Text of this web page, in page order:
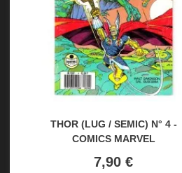
THOR (LUG / SEMIC) N° 4 -
COMICS MARVEL
Prix
7,90 €